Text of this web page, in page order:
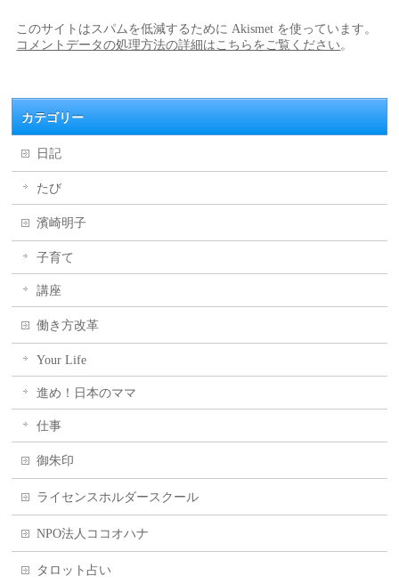
このサイトはスパムを低減するために Akismet を使っています。
コメントデータの処理方法の詳細はこちらをご覧ください。
カテゴリー
日記
たび
濱崎明子
子育て
講座
働き方改革
Your Life
進め！日本のママ
仕事
御朱印
ライセンスホルダースクール
NPO法人ココオハナ
タロット占い